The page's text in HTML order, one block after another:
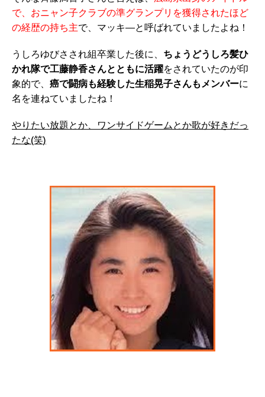
で、おニャン子クラブの準グランプリを獲得されたほど
の経歴の持ち主で、マッキ―と呼ばれていましたよね！
うしろゆびさされ組卒業した後に、 ちょうどうしろ髪ひ
かれ隊で工藤静香さんとともに活躍をされていたのが印
象的で、 癌で闘病も経験した生稲晃子さんもメンバーに
名を連ねていましたね！
やりたい放題とか、ワンサイドゲームとか歌が好きだっ
たな(笑)